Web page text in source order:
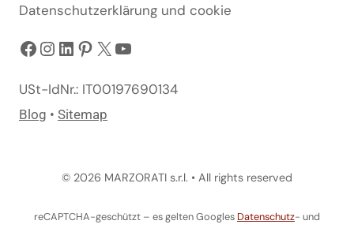
Datenschutzerklärung und cookie
Facebook
Instagram
LinkedIn
Pinterest
X YouTube
USt-IdNr.: IT00197690134
Blog • Sitemap
© 2026 MARZORATI s.r.l. • All rights reserved
reCAPTCHA-geschützt – es gelten Googles Datenschutz- und